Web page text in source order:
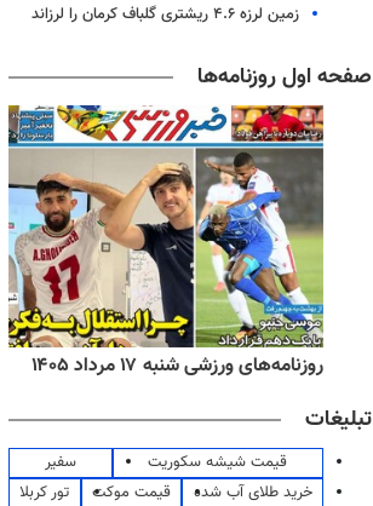
زمین لرزه ۴.۶ ریشتری گلباف کرمان را لرزاند
صفحه اول روزنامه‌ها
روزنامه‌های ورزشی شنبه ۱۷ مرداد ۱۴۰۵
تبلیغات
قیمت شیشه سکوریت
سفیر
خرید طلای آب شده
قیمت موکت
تور کربلا